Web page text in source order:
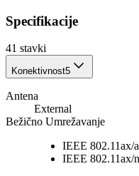
Specifikacije
41 stavki
Konektivnost5
Antena
External
Bežično Umrežavanje
IEEE 802.11ax/
IEEE 802.11ax/